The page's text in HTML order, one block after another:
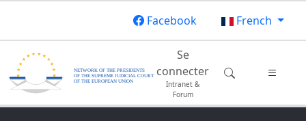
Facebook
French
Main navigation
Se
connecter
Intranet &
Forum